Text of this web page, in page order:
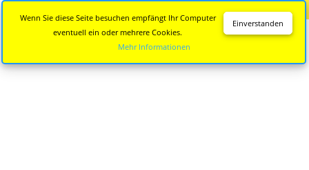
Einverstanden
Wenn Sie diese Seite besuchen empfängt Ihr Computer
eventuell ein oder mehrere Cookies.
Mehr Informationen